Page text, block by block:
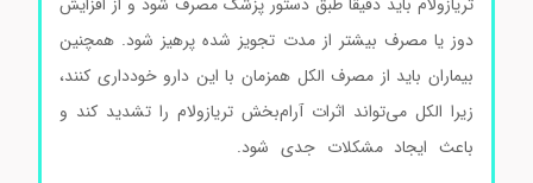
دوز یا مصرف بیشتر از مدت تجویز شده پرهیز شود. همچنین
بیماران باید از مصرف الکل همزمان با این دارو خودداری کنند،
زیرا الکل می‌تواند اثرات آرام‌بخش تریازولام را تشدید کند و
باعث ایجاد مشکلات جدی شود.